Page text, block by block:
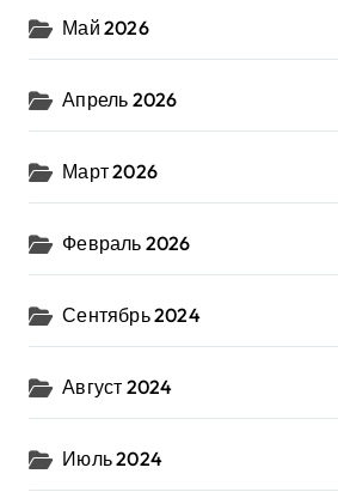
Май 2026
Апрель 2026
Март 2026
Февраль 2026
Сентябрь 2024
Август 2024
Июль 2024